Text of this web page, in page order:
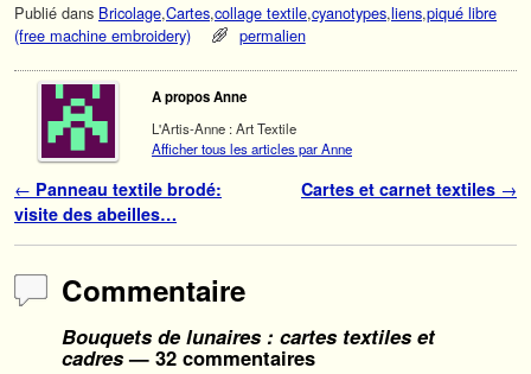
Publié dans Bricolage,Cartes,collage textile,cyanotypes,liens,piqué libre
(free machine embroidery)
permalien
A propos Anne
L'Artis-Anne : Art Textile
Afficher tous les articles par Anne
Navigation des articles
← Panneau textile brodé:
visite des abeilles…
Cartes et carnet textiles →
Commentaire
Bouquets de lunaires : cartes textiles et
cadres— 32 commentaires